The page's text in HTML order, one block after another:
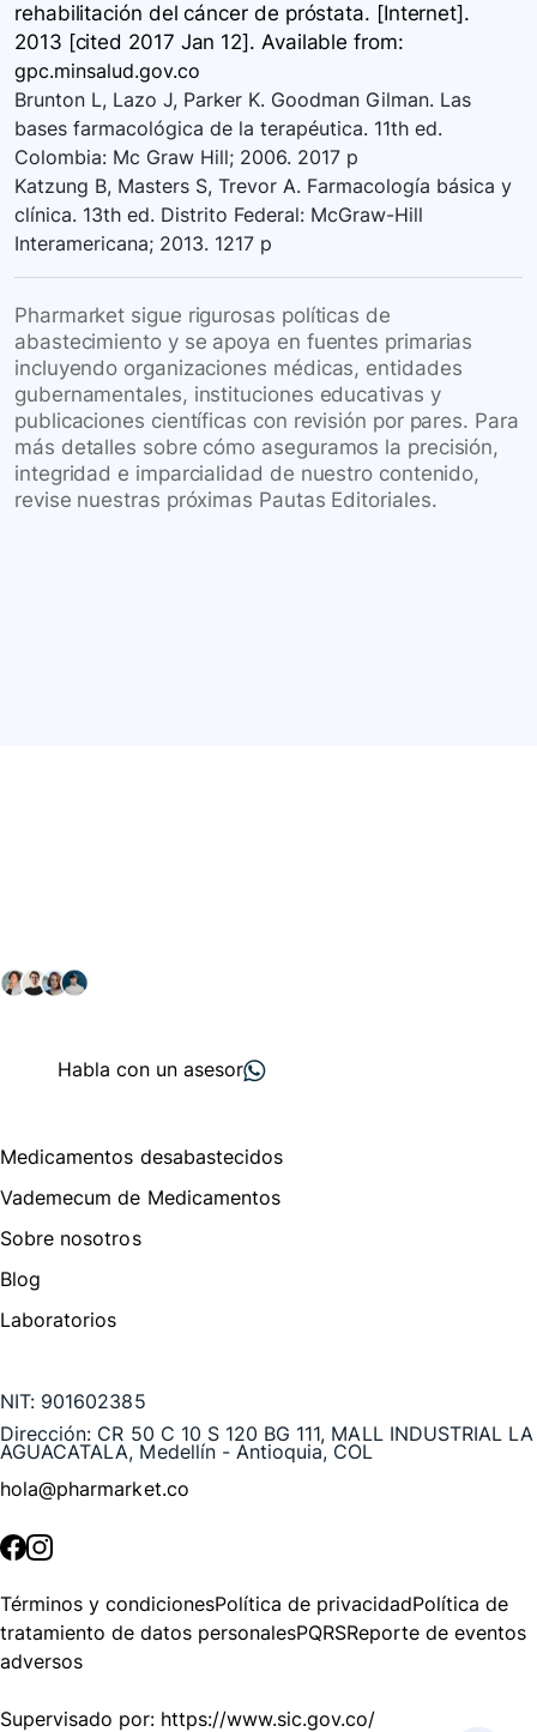
rehabilitación del cáncer de próstata. [Internet].
2013 [cited 2017 Jan 12]. Available from:
gpc.minsalud.gov.co
Brunton L, Lazo J, Parker K. Goodman Gilman. Las
bases farmacológica de la terapéutica. 11th ed.
Colombia: Mc Graw Hill; 2006. 2017 p
Katzung B, Masters S, Trevor A. Farmacología básica y
clínica. 13th ed. Distrito Federal: McGraw-Hill
Interamericana; 2013. 1217 p
Pharmarket sigue rigurosas políticas de
abastecimiento y se apoya en fuentes primarias
incluyendo organizaciones médicas, entidades
gubernamentales, instituciones educativas y
publicaciones científicas con revisión por pares. Para
más detalles sobre cómo aseguramos la precisión,
integridad e imparcialidad de nuestro contenido,
revise nuestras próximas Pautas Editoriales.
Habla con un asesor
Medicamentos desabastecidos
Vademecum de Medicamentos
Sobre nosotros
Blog
Laboratorios
NIT: 901602385
Dirección: CR 50 C 10 S 120 BG 111, MALL INDUSTRIAL LA
AGUACATALA, Medellín - Antioquia, COL
hola@pharmarket.co
Términos y condicionesPolítica de privacidadPolítica de
tratamiento de datos personalesPQRSReporte de eventos
adversos
Supervisado por: https://www.sic.gov.co/